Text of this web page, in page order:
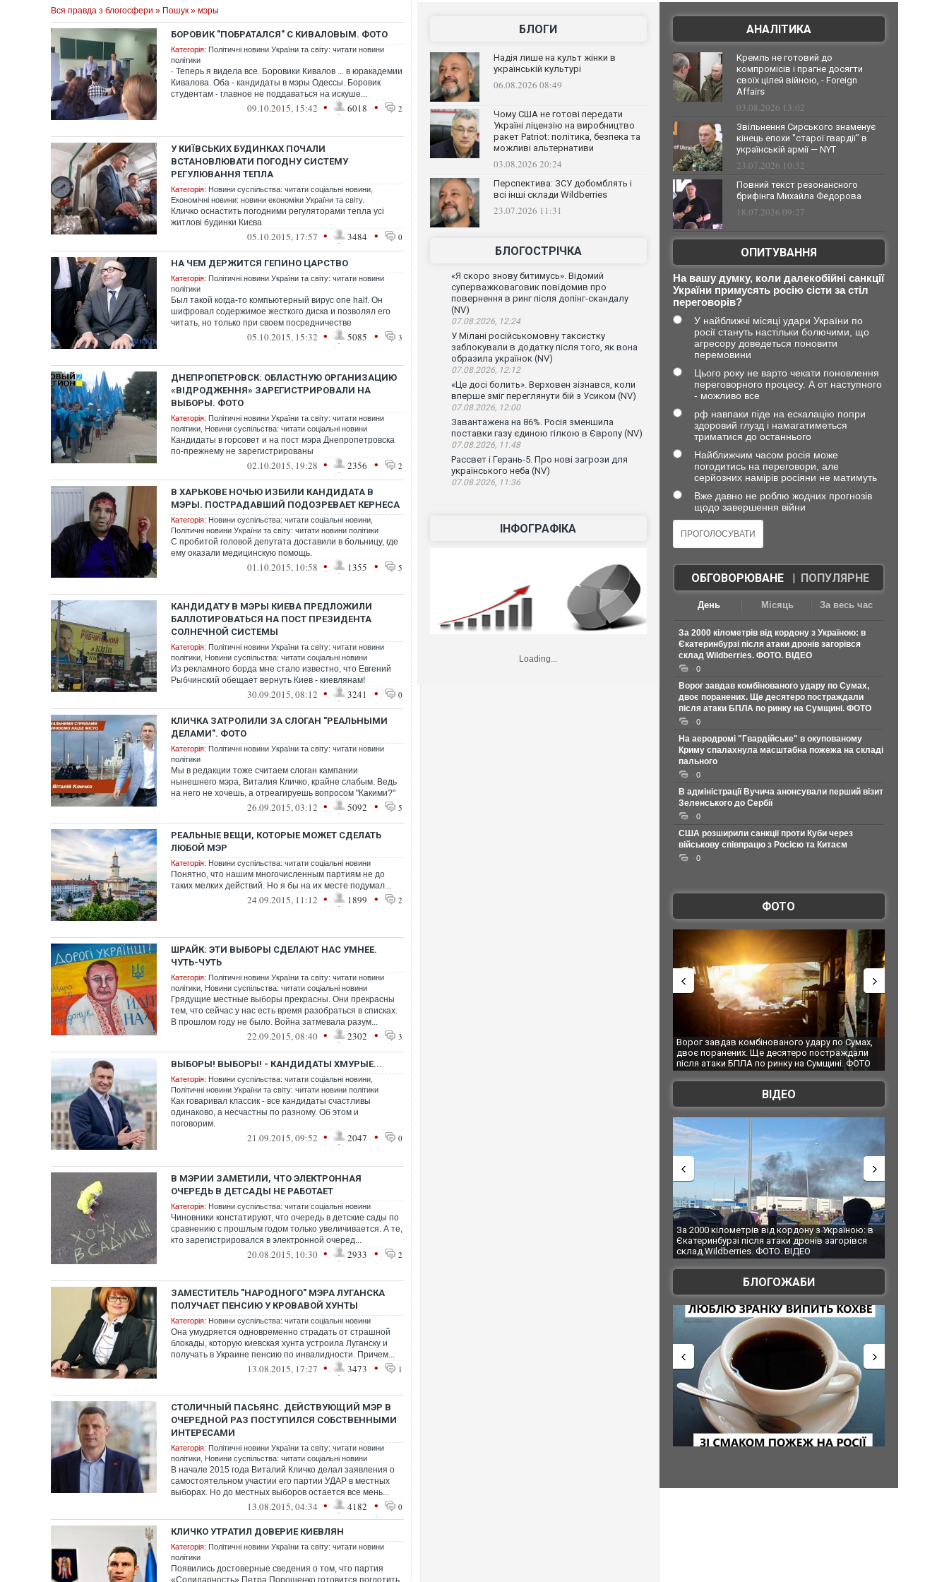
Вся правда з блогосфери » Пошук » мэры
БОРОВИК "ПОБРАТАЛСЯ" С КИВАЛОВЫМ. ФОТО
Категорія: Політичні новини України та світу: читати новини
політики
· Теперь я видела все. Боровики Кивалов ... в юракадемии
Кивалова. Оба - кандидаты в мэры Одессы. Боровик
студентам - главное не поддаваться на искуше...
09.10.2015, 15:42 • 6018 • 2
У КИЇВСЬКИХ БУДИНКАХ ПОЧАЛИ
ВСТАНОВЛЮВАТИ ПОГОДНУ СИСТЕМУ
РЕГУЛЮВАННЯ ТЕПЛА
Категорія: Новини суспільства: читати соціальні новини
Економічні новини: новини економіки України та світу.
Кличко оснастить погодними регуляторами тепла усі
житлові будинки Києва
05.10.2015, 17:57 • 3484 • 0
НА ЧЕМ ДЕРЖИТСЯ ГЕПИНО ЦАРСТВО
Категорія: Політичні новини України та світу: читати новини
політики
Был такой когда-то компьютерный вирус one half. Он
шифровал содержимое жесткого диска и позволял его
читать, но только при своем посредничестве
05.10.2015, 15:32 • 5085 • 3
ДНЕПРОПЕТРОВСК: ОБЛАСТНУЮ ОРГАНИЗАЦИЮ
«ВІДРОДЖЕННЯ» ЗАРЕГИСТРИРОВАЛИ НА
ВЫБОРЫ. ФОТО
Категорія: Політичні новини України та світу: читати новини
політики Новини суспільства: читати соціальні новини
Кандидаты в горсовет и на пост мэра Днепропетровска
по-прежнему не зарегистрированы
02.10.2015, 19:28 • 2356 • 2
В ХАРЬКОВЕ НОЧЬЮ ИЗБИЛИ КАНДИДАТА В
МЭРЫ. ПОСТРАДАВШИЙ ПОДОЗРЕВАЕТ КЕРНЕСА
Категорія: Новини суспільства: читати соціальні новини
Політичні новини України та світу: читати новини політики
С пробитой головой депутата доставили в больницу, где
ему оказали медицинскую помощь.
01.10.2015, 10:58 • 1355 • 5
КАНДИДАТУ В МЭРЫ КИЕВА ПРЕДЛОЖИЛИ
БАЛЛОТИРОВАТЬСЯ НА ПОСТ ПРЕЗИДЕНТА
СОЛНЕЧНОЙ СИСТЕМЫ
Категорія: Політичні новини України та світу: читати новини
політики Новини суспільства: читати соціальні новини
Из рекламного борда мне стало известно, что Евгений
Рыбчинский обещает вернуть Киев - киевлянам!
30.09.2015, 08:12 • 3241 • 0
КЛИЧКА ЗАТРОЛИЛИ ЗА СЛОГАН "РЕАЛЬНЫМИ
ДЕЛАМИ". ФОТО
Категорія: Політичні новини України та світу: читати новини
політики
Мы в редакции тоже считаем слоган кампании
нынешнего мэра, Виталия Кличко, крайне слабым. Ведь
на него не хочешь, а отреагируешь вопросом "Какими?"
26.09.2015, 03:12 • 5092 • 5
РЕАЛЬНЫЕ ВЕЩИ, КОТОРЫЕ МОЖЕТ СДЕЛАТЬ
ЛЮБОЙ МЭР
Категорія: Новини суспільства: читати соціальні новини
Понятно, что нашим многочисленным партиям не до
таких мелких действий. Но я бы на их месте подумал...
24.09.2015, 11:12 • 1899 • 2
ШРАЙК: ЭТИ ВЫБОРЫ СДЕЛАЮТ НАС УМНЕЕ.
ЧУТЬ-ЧУТЬ
Категорія: Політичні новини України та світу: читати новини
політики Новини суспільства: читати соціальні новини
Грядущие местные выборы прекрасны. Они прекрасны
тем, что сейчас у нас есть время разобраться в списках.
В прошлом году не было. Война затмевала разум...
22.09.2015, 08:40 • 2302 • 3
ВЫБОРЫ! ВЫБОРЫ! - КАНДИДАТЫ ХМУРЫЕ...
Категорія: Новини суспільства: читати соціальні новини
Політичні новини України та світу: читати новини політики
Как говаривал классик - все кандидаты счастливы
одинаково, а несчастны по разному. Об этом и
поговорим.
21.09.2015, 09:52 • 2047 • 0
В МЭРИИ ЗАМЕТИЛИ, ЧТО ЭЛЕКТРОННАЯ
ОЧЕРЕДЬ В ДЕТСАДЫ НЕ РАБОТАЕТ
Категорія: Новини суспільства: читати соціальні новини
Чиновники констатируют, что очередь в детские сады по
сравнению с прошлым годом только увеличивается. А те,
кто зарегистрировался в электронной очеред...
20.08.2015, 10:30 • 2933 • 2
ЗАМЕСТИТЕЛЬ "НАРОДНОГО" МЭРА ЛУГАНСКА
ПОЛУЧАЕТ ПЕНСИЮ У КРОВАВОЙ ХУНТЫ
Категорія: Новини суспільства: читати соціальні новини
Она умудряется одновременно страдать от страшной
блокады, которую киевская хунта устроила Луганску и
получать в Украине пенсию по инвалидности. Причем...
13.08.2015, 17:27 • 3473 • 1
СТОЛИЧНЫЙ ПАСЬЯНС. ДЕЙСТВУЮЩИЙ МЭР В
ОЧЕРЕДНОЙ РАЗ ПОСТУПИЛСЯ СОБСТВЕННЫМИ
ИНТЕРЕСАМИ
Категорія: Політичні новини України та світу: читати новини
політики Новини суспільства: читати соціальні новини
В начале 2015 года Виталий Кличко делал заявления о
самостоятельном участии его партии УДАР в местных
выборах. Но до местных выборов остается все мень...
13.08.2015, 04:34 • 4182 • 0
КЛИЧКО УТРАТИЛ ДОВЕРИЕ КИЕВЛЯН
Категорія: Політичні новини України та світу: читати новини
політики
Появились достоверные сведения о том, что партия
«Солидарность» Петра Порошенко готовится поглотить
БЛОГИ
Надія лише на культ жінки в
українській культурі
06.08.2026 08:49
Чому США не готові передати
Україні ліцензію на виробництво
ракет Patriot: політика, безпека та
можливі альтернативи
03.08.2026 20:24
Перспектива: ЗСУ добомблять і
всі інші склади Wildberries
23.07.2026 11:31
БЛОГОСТРІЧКА
«Я скоро знову битимусь». Відомий
суперважковаговик повідомив про
повернення в ринг після допінг-скандалу
(NV)
07.08.2026, 12:24
У Мілані російськомовну таксистку
заблокували в додатку після того, як вона
образила українок (NV)
07.08.2026, 12:12
«Це досі болить». Верховен зізнався, коли
вперше зміг переглянути бій з Усиком (NV)
07.08.2026, 12:00
Завантажена на 86%. Росія зменшила
поставки газу єдиною гілкою в Європу (NV)
07.08.2026, 11:48
Рассвет і Герань-5. Про нові загрози для
українського неба (NV)
07.08.2026, 11:36
ІНФОГРАФІКА
Loading...
АНАЛІТИКА
Кремль не готовий до
компромісів і прагне досягти
своїх цілей війною, - Foreign
Affairs
03.08.2026 13:02
Звільнення Сирського знаменує
кінець епохи "старої гвардії" в
українській армії — NYT
23.07.2026 10:32
Повний текст резонансного
брифінга Михайла Федорова
18.07.2026 09:27
ОПИТУВАННЯ
На вашу думку, коли далекобійні санкції
України примусять росію сісти за стіл
переговорів?
У найближчі місяці удари України по
росії стануть настільки болючими, що
агресору доведеться поновити
перемовини
Цього року не варто чекати поновлення
переговорного процесу. А от наступного
- можливо все
рф навпаки піде на ескалацію попри
здоровий глузд і намагатиметься
триматися до останнього
Найближчим часом росія може
погодитись на переговори, але
серйозних намірів росіяни не матимуть
Вже давно не роблю жодних прогнозів
щодо завершення війни
ОБГОВОРЮВАНЕ| ПОПУЛЯРНЕ
День Місяць За весь час
За 2000 кілометрів від кордону з Україною: в
Єкатеринбурзі після атаки дронів загорівся
склад Wildberries. ФОТО. ВІДЕО
0
Ворог завдав комбінованого удару по Сумах,
двоє поранених. Ще десятеро постраждали
після атаки БПЛА по ринку на Сумщині. ФОТО
0
На аеродромі "Гвардійське" в окупованому
Криму спалахнула масштабна пожежа на складі
пального
0
В адміністрації Вучича анонсували перший візит
Зеленського до Сербії
0
США розширили санкції проти Куби через
військову співпрацю з Росією та Китаєм
0
ФОТО
Ворог завдав комбінованого удару по Сумах,
двоє поранених. Ще десятеро постраждали
після атаки БПЛА по ринку на Сумщині. ФОТО
За 2000 кілометрів від кордону з Україною: в
Єкатеринбурзі після атаки дронів загорівся
склад Wildberries. ФОТО. ВІДЕО
ВІДЕО
За 2000 кілометрів від кордону з Україною: в
Єкатеринбурзі після атаки дронів загорівся
В Таїланді футболіст загинув від удару
блискавки під час матчу: ще 12 людей
постраждали. ВІДЕО
БЛОГОЖАБИ